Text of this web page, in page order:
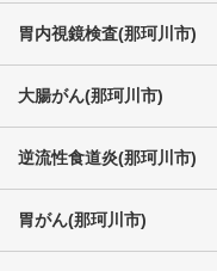
胃内視鏡検査(那珂川市)
大腸がん(那珂川市)
逆流性食道炎(那珂川市)
胃がん(那珂川市)